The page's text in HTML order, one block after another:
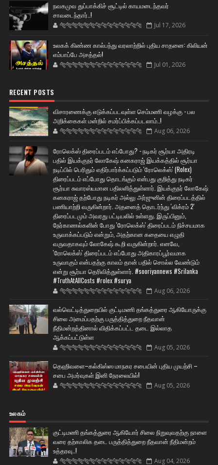
நவகமுவ துப்பாக்கிச் சூட்டில் காயமடைந்தவர்
சாவடைந்தார்..!
🐅🐅🐅🐅🐅🐅🐆🐆🐆🐆🐆🐆🐆🐆 Jul 17, 2026
உலகக் கிண்ண கால்பந்து வரலாற்றில் புதிய சாதனை: கிலியன்
எம்பாப்பே அசத்தல்!
🐅🐅🐅🐅🐅🐅🐆🐆🐆🐆🐆🐆🐆🐆 Jul 01, 2026
RECENT POSTS
விசாரணைக்கு எடுக்கப்படவுள்ள செம்மணி வழக்கு - பல
அறிக்கைகள் மன்றில் சமர்ப்பிக்கப்படலாம்..!
🐅🐅🐅🐅🐅🐅🐆🐆🐆🐆🐆🐆🐆🐆 Aug 06, 2026
ரோலெக்ஸ் திரைப்படம் எப்போது? - நடிகர் சூர்யா அதிரடி
பதில் இயக்குநர் லோகேஷ் கனகராஜ் இயக்கத்தில் சூர்யா
நடிப்பில் பெரிதும் எதிர்பார்க்கப்படும் 'ரோலெக்ஸ்' (Rolex)
திரைப்படம் எப்போது தொடங்கும் என்பது குறித்து நடிகர்
சூர்யா சுவாரஸ்யமான பதிலளித்துள்ளார். இயக்குநர் லோகேஷ்
கனகராஜ் தற்போது நடிகர் அல்லு அர்ஜுனின் திரைப்படத்தில்
பணியாற்றி வருகின்றார். அதனைத் தொடர்ந்து 'விக்ரம் 2'
திரைப்படமும் அவரது பட்டியலில் உள்ளது. இருப்பினும்,
நேர்காணல்களின் போது 'ரோலெக்ஸ்' திரைப்படம் நிச்சயமாக
உருவாக்கப்படும் என்றும், அதற்கான கதையை எழுதி
வருவதாகவும் லோகேஷ் கூறி வருகின்றார். எனவே,
'ரோலெக்ஸ்' திரைப்படம் எப்போது அதிகாரப்பூர்வமாக
உருவாகும் என்பதற்கு காலம் தான் பதில் சொல்ல வேண்டும்
என்று சூர்யா தெரிவித்துள்ளார். #sooriyannews #Srilanka
#TruthAtAllCosts #rolex #surya
🐅🐅🐅🐅🐅🐅🐆🐆🐆🐆🐆🐆🐆🐆 Aug 06, 2026
வல்வெட்டித்துறையில் குட்டிமணி தங்கத்துரை ஆகியோருக்கு
சிலை அமைப்பதற்கு பருத்தித்துறை நீதவான்
நீதிமன்றத்தினால் விதிக்கப்பட்ட தடை இல்லாத
ஆக்கப்பட்டுள்ள
🐅🐅🐅🐅🐅🐅🐆🐆🐆🐆🐆🐆🐆🐆 Aug 05, 2026
தெஹிவளை–கல்கிஸ்ஸ மாநகர சபையின் புதிய முயற்சி –
சபை அமர்வுகள் இனி நேரலையில்!
🐅🐅🐅🐅🐅🐅🐆🐆🐆🐆🐆🐆🐆🐆 Aug 05, 2026
உலகம்
குட்டிமணி தங்கத்துரை ஆகியோர் சிலை நிறுவுவதற்கு நாளை
வரை தற்காலிக தடை பருத்தித்துறை நீதவான் நீதிமன்றம்
உத்தரவு..!
🐅🐅🐅🐅🐅🐅🐆🐆🐆🐆🐆🐆🐆🐆 Aug 04, 2026